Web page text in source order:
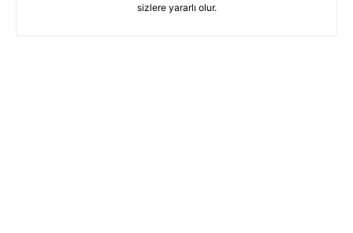
sizlere yararlı olur.